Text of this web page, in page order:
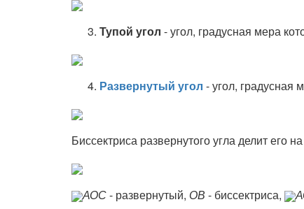
Тупой угол -угол, градусная мера
Развернутый угол -угол, градусная
Биссектриса развернутого угла делит его
АОС- развернутый, ОВ - биссектриса,